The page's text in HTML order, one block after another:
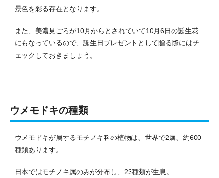
景色を彩る存在となります。
また、美濃見ごろが10月からとされていて10月6日の誕生花
にもなっているので、誕生日プレゼントとして贈る際にはチ
ェックしておきましょう。
ウメモドキの種類
ウメモドキが属するモチノキ科の植物は、世界で2属、約600
種類あります。
日本ではモチノキ属のみが分布し、23種類が生息。